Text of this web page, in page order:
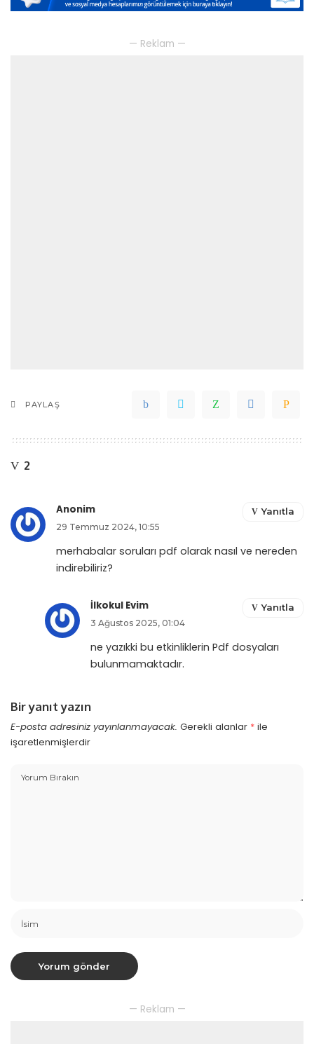
— Reklam —
PAYLAŞ
2
Anonim
29 Temmuz 2024, 10:55
merhabalar soruları pdf olarak nasıl ve nereden
indirebiliriz?
Yanıtla
İlkokul Evim
3 Ağustos 2025, 01:04
ne yazıkki bu etkinliklerin Pdf dosyaları
bulunmamaktadır.
Yanıtla
Bir yanıt yazın
E-posta adresiniz yayınlanmayacak. Gerekli alanlar * ile
işaretlenmişlerdir
— Reklam —